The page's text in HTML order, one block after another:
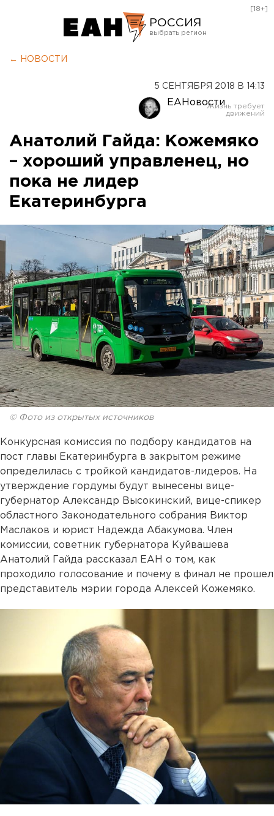
РОССИЯ
Оренбург
[18+]
← НОВОСТИ
5 СЕНТЯБРЯ 2018 В 14:13
ЕАНовости
Анатолий Гайда: Кожемяко
– хороший управленец, но
пока не лидер
Екатеринбурга
© Фото из открытых источников
Конкурсная комиссия по подбору кандидатов на
пост главы Екатеринбурга в закрытом режиме
определилась с тройкой кандидатов-лидеров. На
утверждение гордумы будут вынесены вице-
губернатор Александр Высокинский, вице-спикер
областного Законодательного собрания Виктор
Маслаков и юрист Надежда Абакумова. Член
комиссии, советник губернатора Куйвашева
Анатолий Гайда рассказал ЕАН о том, как
проходило голосование и почему в финал не прошел
представитель мэрии города Алексей Кожемяко.